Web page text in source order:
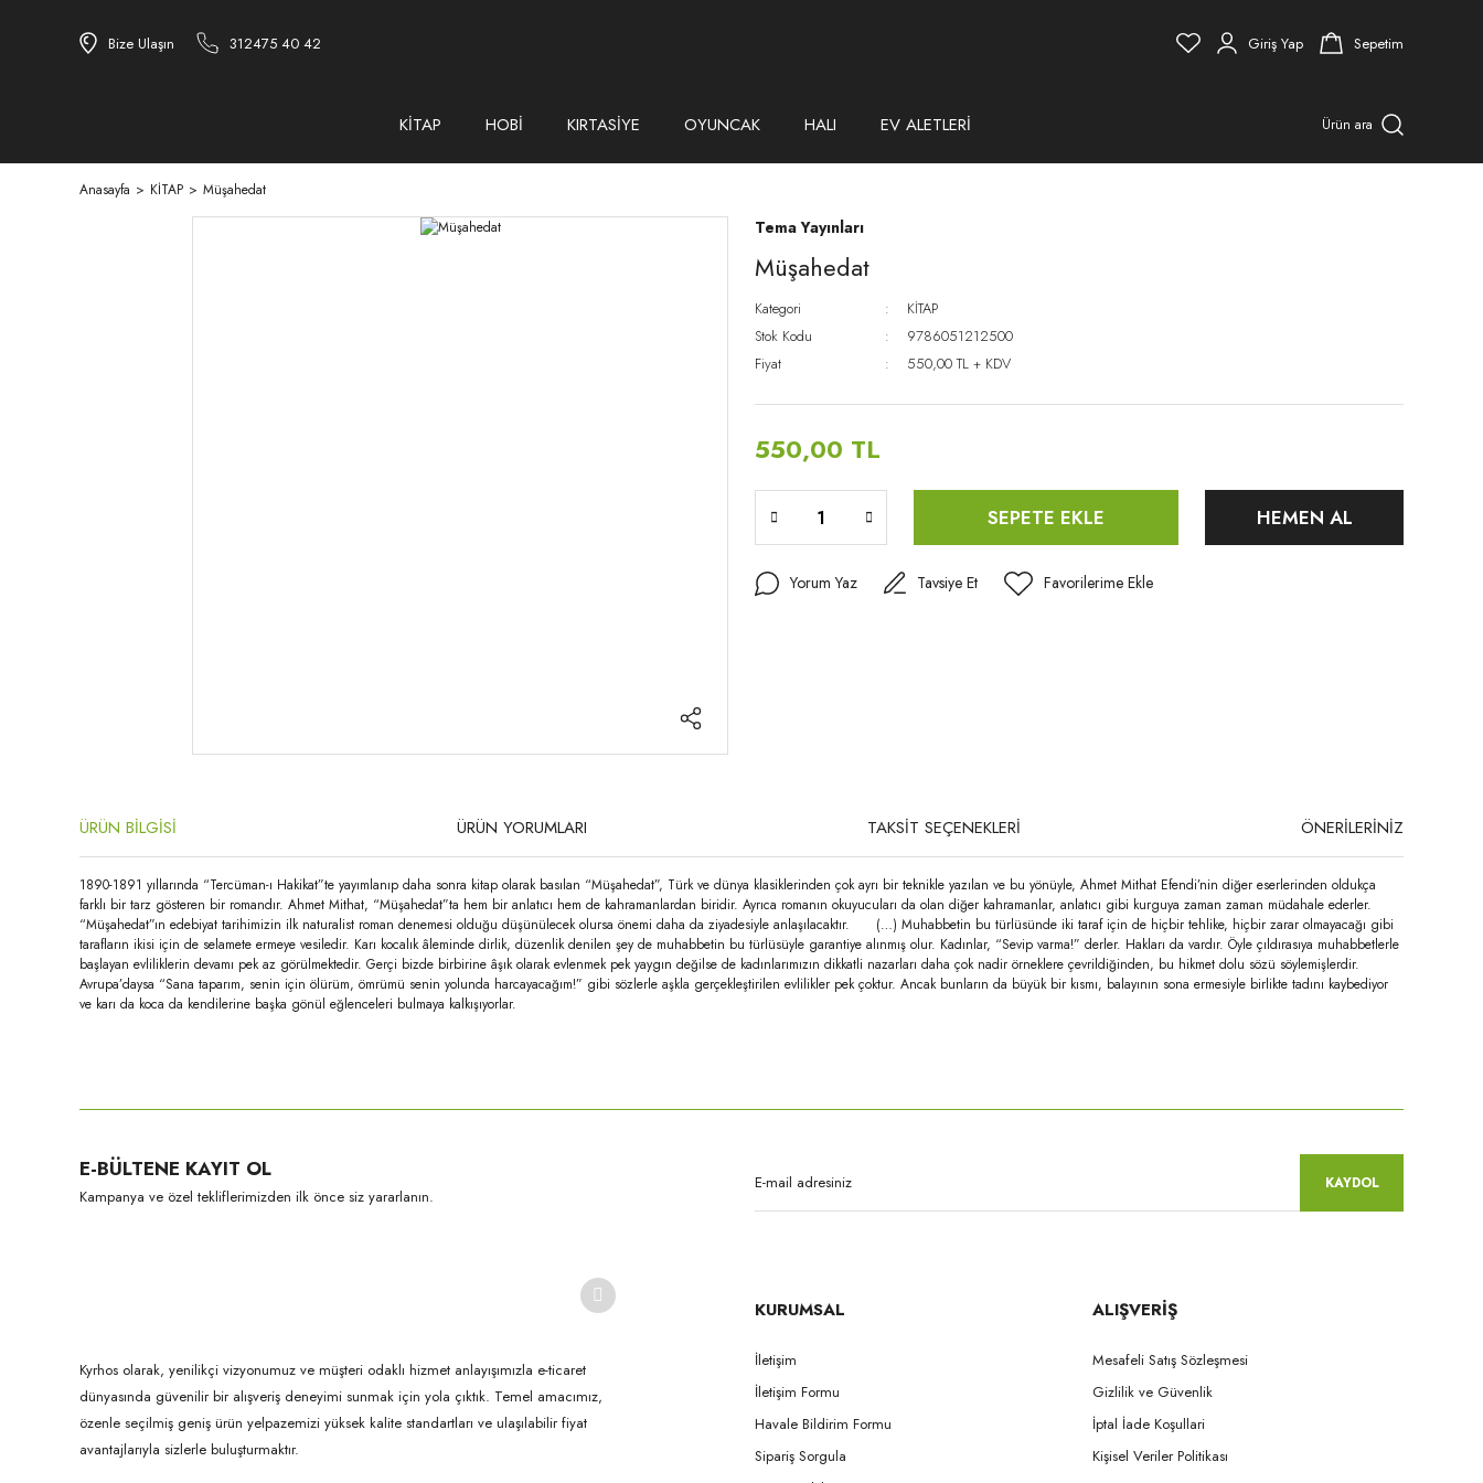
Bize Ulaşın 312475 40 42 Giriş Yap Sepetim
KİTAP HOBİ KIRTASİYE OYUNCAK HALI EV ALETLERİ Ürün ara
Anasayfa KİTAP Müşahedat
Tema Yayınları
Müşahedat
Kategori
KİTAP
Stok Kodu
9786051212500
Fiyat
550,00 TL + KDV
550,00 TL
SEPETE EKLE HEMEN AL
Yorum Yaz Tavsiye Et
ÜRÜN BİLGİSİ ÜRÜN YORUMLARI TAKSİT SEÇENEKLERİ ÖNERİLERİNİZ
1890-1891 yıllarında “Tercüman-ı Hakikat”te yayımlanıp daha sonra kitap olarak basılan “Müşahedat”, Türk ve dünya klasiklerinden çok ayrı bir teknikle yazılan ve bu yönüyle, Ahmet Mithat Efendi’nin diğer eserlerinden oldukça
farklı bir tarz gösteren bir romandır. Ahmet Mithat, “Müşahedat”ta hem bir anlatıcı hem de kahramanlardan biridir. Ayrıca romanın okuyucuları da olan diğer kahramanlar, anlatıcı gibi kurguya zaman zaman müdahale ederler.
“Müşahedat”ın edebiyat tarihimizin ilk naturalist roman denemesi olduğu düşünülecek olursa önemi daha da ziyadesiyle anlaşılacaktır. (…) Muhabbetin bu türlüsünde iki taraf için de hiçbir tehlike, hiçbir zarar olmayacağı gibi
tarafların ikisi için de selamete ermeye vesiledir. Karı kocalık âleminde dirlik, düzenlik denilen şey de muhabbetin bu türlüsüyle garantiye alınmış olur. Kadınlar, “Sevip varma!” derler. Hakları da vardır. Öyle çıldırasıya muhabbetlerle
başlayan evliliklerin devamı pek az görülmektedir. Gerçi bizde birbirine âşık olarak evlenmek pek yaygın değilse de kadınlarımızın dikkatli nazarları daha çok nadir örneklere çevrildiğinden, bu hikmet dolu sözü söylemişlerdir.
Avrupa’daysa “Sana taparım, senin için ölürüm, ömrümü senin yolunda harcayacağım!” gibi sözlerle aşkla gerçekleştirilen evlilikler pek çoktur. Ancak bunların da büyük bir kısmı, balayının sona ermesiyle birlikte tadını kaybediyor
ve karı da koca da kendilerine başka gönül eğlenceleri bulmaya kalkışıyorlar.
Ürün açıklamasında eksik bilgiler bulunuyor.
Ürün bilgilerinde hatalar bulunuyor.
E-BÜLTENE KAYIT OL
Kampanya ve özel tekliflerimizden ilk önce siz yararlanın.
KAYDOL
Kyrhos olarak, yenilikçi vizyonumuz ve müşteri odaklı hizmet anlayışımızla e-ticaret
dünyasında güvenilir bir alışveriş deneyimi sunmak için yola çıktık. Temel amacımız,
özenle seçilmiş geniş ürün yelpazemizi yüksek kalite standartları ve ulaşılabilir fiyat
avantajlarıyla sizlerle buluşturmaktır.
KURUMSAL
İletişim
İletişim Formu
Havale Bildirim Formu
Sipariş Sorgula
ALIŞVERİŞ
Mesafeli Satış Sözleşmesi
Gizlilik ve Güvenlik
İptal İade Koşullari
Kişisel Veriler Politikası